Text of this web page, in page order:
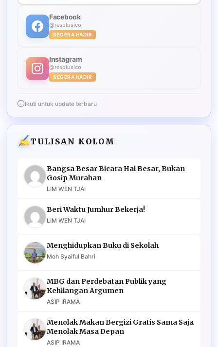
Facebook
@resolusico
SEGERA HADIR
Instagram
@resolusico
SEGERA HADIR
Ikuti untuk update terbaru
TULISAN KOLOM
Bangsa Besar Bicara Hal Besar, Bukan
Gosip Murahan
LIM WEN TJAI
Beri Waktu Jumhur Bekerja!
LIM WEN TJAI
Menghidupkan Buku di Sekolah
Moh Syaiful Bahri
MBG dan Perdebatan Publik yang
Kehilangan Argumen
ASIP IRAMA
Menolak Makan Bergizi Gratis Sama Saja
Menolak Masa Depan
ASIP IRAMA